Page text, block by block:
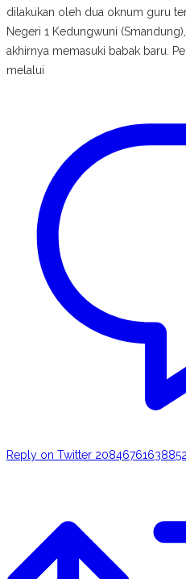
dilakukan oleh dua oknum guru
Negeri 1 Kedungwuni
akhirnya memasuki babak baru.
melalui
Reply on Twitter